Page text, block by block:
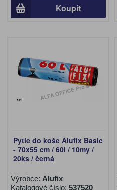
Koupit
Pytle do koše Alufix Basic
- 70x55 cm / 60l / 10my /
20ks / černá
Výrobce: Alufix
Katalogové číslo: 537520